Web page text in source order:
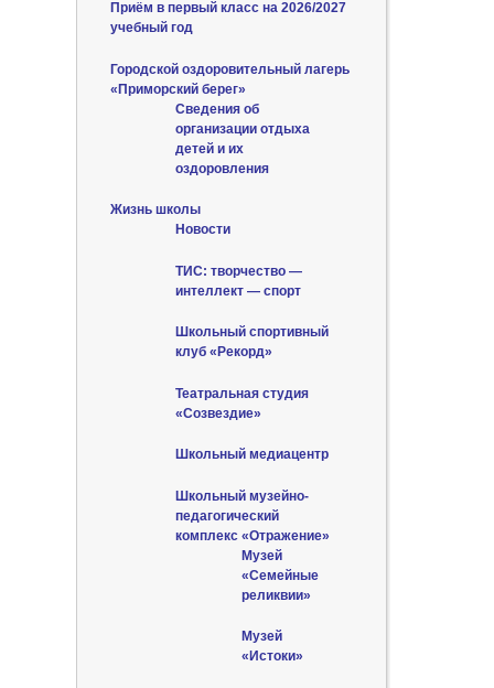
Приём в первый класс на 2026/2027
учебный год
Городской оздоровительный лагерь
«Приморский берег»
Сведения об
организации отдыха
детей и их
оздоровления
Жизнь школы
Новости
ТИС: творчество —
интеллект — спорт
Школьный спортивный
клуб «Рекорд»
Театральная студия
«Созвездие»
Школьный медиацентр
Школьный музейно-
педагогический
комплекс «Отражение»
Музей
«Семейные
реликвии»
Музей
«Истоки»